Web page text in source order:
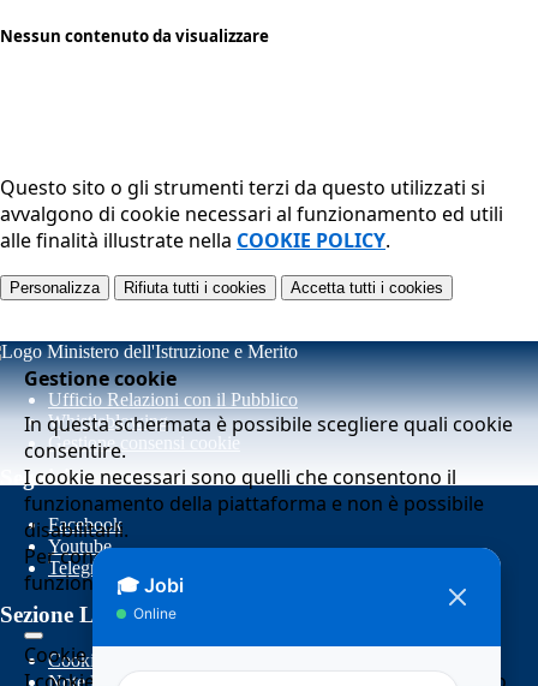
Nessun contenuto da visualizzare
Questo sito o gli strumenti terzi da questo utilizzati si
avvalgono di cookie necessari al funzionamento ed utili
alle finalità illustrate nella COOKIE POLICY.
Personalizza Rifiuta tutti i cookies Accetta tutti i cookies
Gestione cookie
In questa schermata è possibile scegliere quali cookie
consentire.
I cookie necessari sono quelli che consentono il
funzionamento della piattaforma e non è possibile
disabilitarli.
Per conoscere quali sono i cookie necessari al
funzionamento potete visionare la
COOKIE POLICY
Cookie necessari per il funzionamento
Ufficio Relazioni con il Pubblico
Whistleblowing
Gestione consensi cookie
Seguici su
Facebook
Youtube
Telegram
Sezione Link Utili
Cookie policy